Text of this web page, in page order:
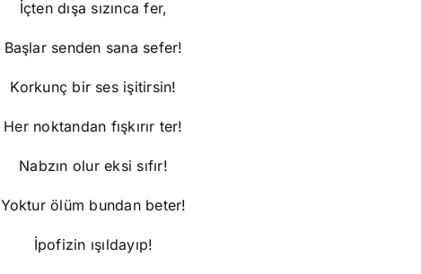
İçten dışa sızınca fer,
Başlar senden sana sefer!
Korkunç bir ses işitirsin!
Her noktandan fışkırır ter!
Nabzın olur eksi sıfır!
Yoktur ölüm bundan beter!
İpofizin ışıldayıp!